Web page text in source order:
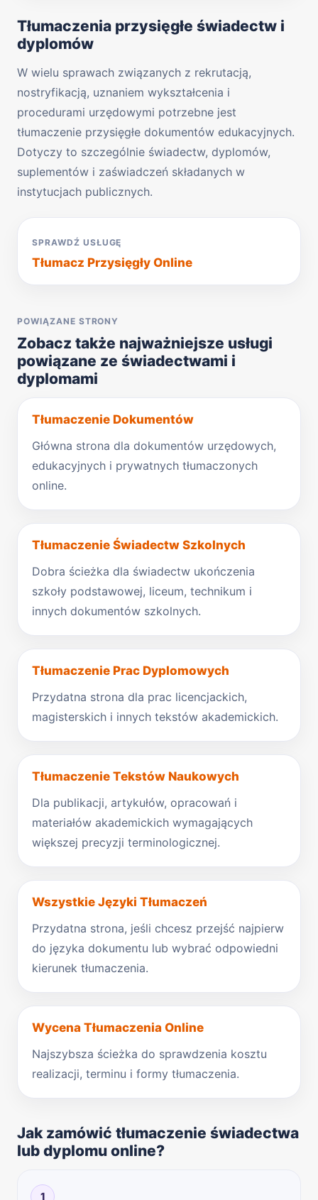
Tłumaczenia przysięgłe świadectw i
dyplomów
W wielu sprawach związanych z rekrutacją,
nostryfikacją, uznaniem wykształcenia i
procedurami urzędowymi potrzebne jest
tłumaczenie przysięgłe dokumentów edukacyjnych.
Dotyczy to szczególnie świadectw, dyplomów,
suplementów i zaświadczeń składanych w
instytucjach publicznych.
SPRAWDŹ USŁUGĘ
Tłumacz Przysięgły Online
POWIĄZANE STRONY
Zobacz także najważniejsze usługi
powiązane ze świadectwami i
dyplomami
Tłumaczenie Dokumentów
Główna strona dla dokumentów urzędowych,
edukacyjnych i prywatnych tłumaczonych
online.
Tłumaczenie Świadectw Szkolnych
Dobra ścieżka dla świadectw ukończenia
szkoły podstawowej, liceum, technikum i
innych dokumentów szkolnych.
Tłumaczenie Prac Dyplomowych
Przydatna strona dla prac licencjackich,
magisterskich i innych tekstów akademickich.
Tłumaczenie Tekstów Naukowych
Dla publikacji, artykułów, opracowań i
materiałów akademickich wymagających
większej precyzji terminologicznej.
Wszystkie Języki Tłumaczeń
Przydatna strona, jeśli chcesz przejść najpierw
do języka dokumentu lub wybrać odpowiedni
kierunek tłumaczenia.
Wycena Tłumaczenia Online
Najszybsza ścieżka do sprawdzenia kosztu
realizacji, terminu i formy tłumaczenia.
Jak zamówić tłumaczenie świadectwa
lub dyplomu online?
1